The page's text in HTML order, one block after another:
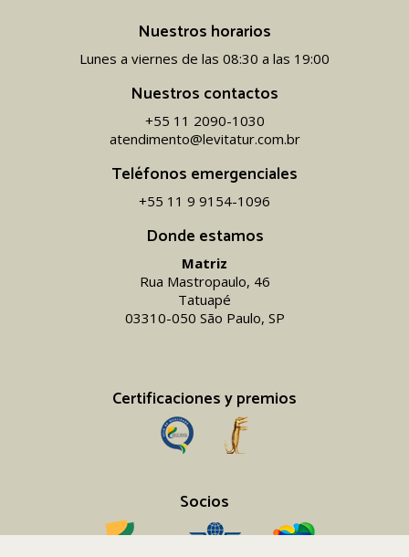
Donde estamos
Matriz
Rua Mastropaulo, 46
Tatuapé
03310-050 São Paulo, SP
Certificaciones y premios
Socios
Nuestros horarios
Lunes a viernes de las 08:30 a las 19:00
Nuestros contactos
+55 11 2090-1030
atendimento@levitatur.com.br
Teléfonos emergenciales
+55 11 9 9154-1096‬